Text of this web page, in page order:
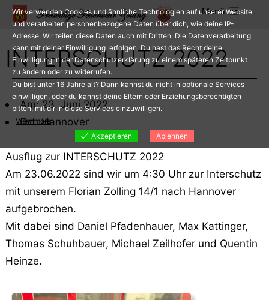
Zum
Inhalt
springen
Menü
INTERSCHUTZ 2022
Am: 23. Juni 2022
Ort: Hannover
Ausflug zur INTERSCHUTZ 2022
Am 23.06.2022 sind wir um 4:30 Uhr zur Interschutz
mit unserem Florian Zolling 14/1 nach Hannover
aufgebrochen.
Mit dabei sind Daniel Pfadenhauer, Max Kattinger,
Thomas Schuhbauer, Michael Zeilhofer und Quentin
Heinze.
Wir verwenden Cookies und ähnliche Technologien auf unserer Website
und verarbeiten personenbezogene Daten über dich, wie deine IP-
Adresse. Wir teilen diese Daten auch mit Dritten. Die Datenverarbeitung
kann mit deiner Einwilligung erfolgen. Du hast das Recht deine
Einwilligung in der Datenschutzerklärung zu einem späteren Zeitpunkt
zu ändern oder zu widerrufen.
Du bist unter 16 Jahre alt? Dann kannst du nicht in optionale Services
einwilligen, oder du kannst deine Eltern oder Erziehungsberechtigten
bitten, mit dir in diese Services einzuwilligen.
View more
Akzeptieren
Ablehnen